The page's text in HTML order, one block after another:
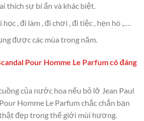
thích sự bí ẩn và khác biệt.
, đi làm , đi chơi , đi tiệc , hẹn hò ,….
được các mùa trong năm.
Pour Homme Le Parfum có đáng
của nước hoa nếu bỏ lỡ Jean Paul
Homme Le Parfum chắc chắn bạn
đẹp trong thế giới mùi hương.